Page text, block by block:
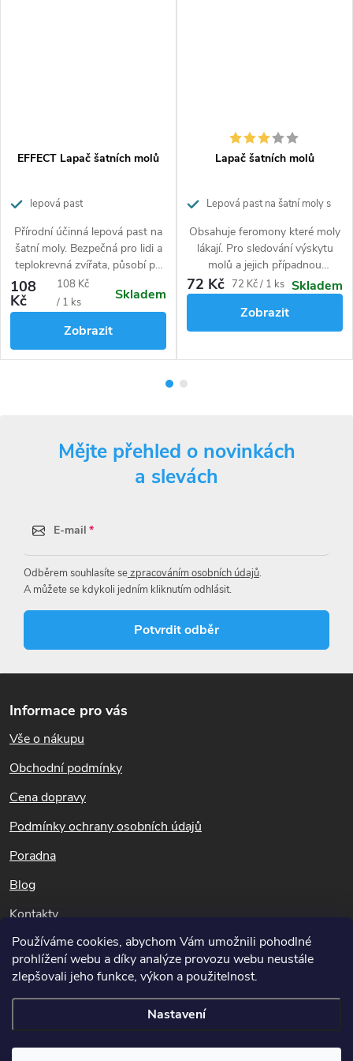
Používáme cookies, abychom Vám umožnili pohodlné
prohlížení webu a díky analýze provozu webu neustále
zlepšovali jeho funkce, výkon a použitelnost.
Nastavení
EFFECT Lapač šatních molů
lepová past
Přírodní účinná lepová past na
šatní moly. Bezpečná pro lidi a
teplokrevná zvířata, působí po
dobu až tří měsíců.
108
Kč
Měrná
cena:
108 Kč
/ 1 ks
Skladem
Zobrazit
Lapač šatních molů
Lepová past na šatní moly s
Obsahuje feromony které moly
lákají. Pro sledování výskytu
molů a jejich případnou
likvidaci. Obsahuje pouze
přírodní složky. Působí 3
měsíce.
72 Kč Měrná
72 Kč / 1 ks Skladem
Zobrazit
Mějte přehled o novinkách
a slevách
E-mail
Odběrem souhlasíte sezpracováním osobních údajů.
A můžete se kdykoli jedním kliknutím odhlásit.
Potvrdit odběr
Informace pro vás
Vše o nákupu
Obchodní podmínky
Cena dopravy
Podmínky ochrany osobních údajů
Poradna
Blog
Kontakty
Dotazy k objednávkám
info@potapnicek.cz